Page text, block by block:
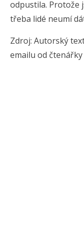
odpustila. Protože
třeba lidé neumí
Zdroj: Autorský
emailu od čtenářky